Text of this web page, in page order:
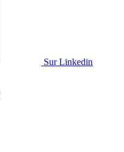
Sur Linkedin